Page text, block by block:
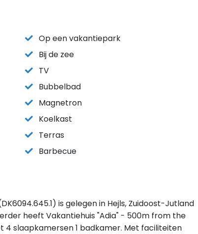
Op een vakantiepark
Bij de zee
TV
Bubbelbad
Magnetron
Koelkast
Terras
Barbecue
is gelegen in Hejls, Zuidoost-Jutland
heeft Vakantiehuis "Adia" - 500m from the
4 slaapkamersen 1 badkamer. Met faciliteiten